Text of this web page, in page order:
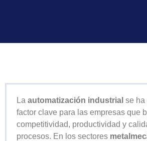
La automatización industrial se ha
factor clave para las empresas que
competitividad, productividad y
procesos. En los sectores